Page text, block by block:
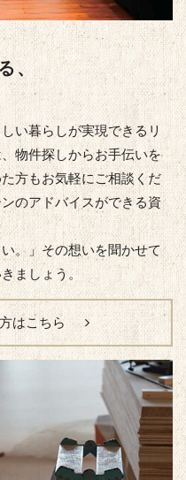
、
い暮らしが実現できるリ
物件探しからお手伝いを
方もお気軽にご相談くだ
のアドバイスができる資
。」その想いを聞かせて
ましょう。
はこちら